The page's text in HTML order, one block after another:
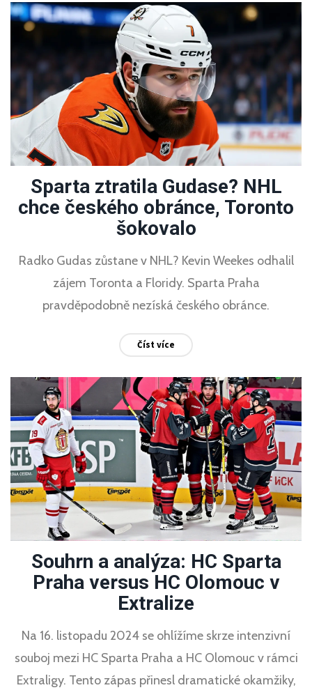
Sparta ztratila Gudase? NHL
chce českého obránce, Toronto
šokovalo
Radko Gudas zůstane v NHL? Kevin Weekes odhalil
zájem Toronta a Floridy. Sparta Praha
pravděpodobně nezíská českého obránce.
Číst více
Souhrn a analýza: HC Sparta
Praha versus HC Olomouc v
Extralize
Na 16. listopadu 2024 se ohlížíme skrze intenzivní
souboj mezi HC Sparta Praha a HC Olomouc v rámci
Extraligy. Tento zápas přinesl dramatické okamžiky,